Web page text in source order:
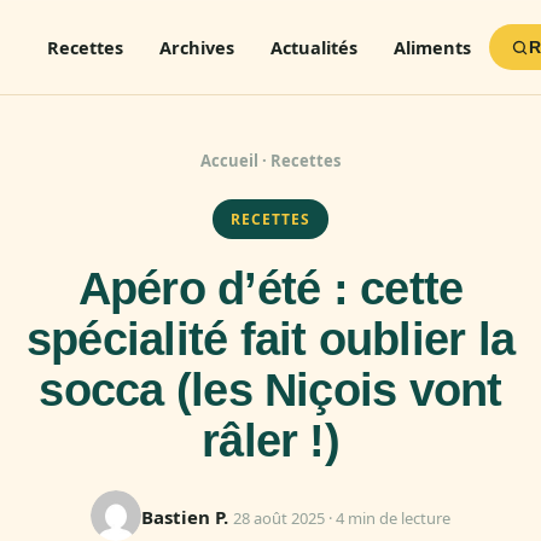
Recettes Archives Actualités Aliments
Accueil · Recettes
RECETTES
Apéro d’été : cette
spécialité fait oublier la
socca (les Niçois vont
râler !)
Bastien P. 28 août 2025 · 4 min de lecture